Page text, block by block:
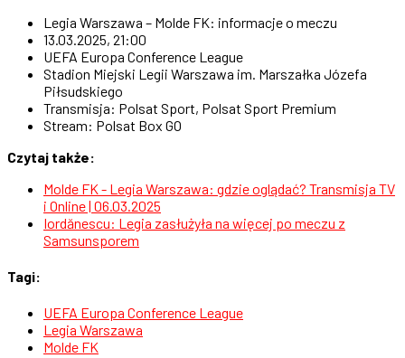
Legia Warszawa – Molde FK: informacje o meczu
13.03.2025, 21:00
UEFA Europa Conference League
Stadion Miejski Legii Warszawa im. Marszałka Józefa
Piłsudskiego
Transmisja: Polsat Sport, Polsat Sport Premium
Stream: Polsat Box GO
Czytaj także:
Molde FK - Legia Warszawa: gdzie oglądać? Transmisja TV
i Online | 06.03.2025
Iordănescu: Legia zasłużyła na więcej po meczu z
Samsunsporem
Tagi:
UEFA Europa Conference League
Legia Warszawa
Molde FK